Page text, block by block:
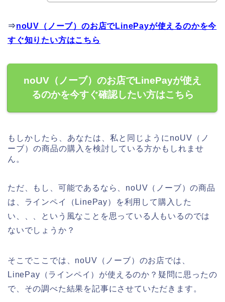
⇒noUV（ノーブ）のお店でLinePayが使えるのかを今
すぐ知りたい方はこちら
noUV（ノーブ）のお店でLinePayが使え
るのかを今すぐ確認したい方はこちら
もしかしたら、あなたは、私と同じようにnoUV（ノ
ーブ）の商品の購入を検討している方かもしれませ
ん。
ただ、もし、可能であるなら、noUV（ノーブ）の商品
は、ラインペイ（LinePay）を利用して購入した
い、、、という風なことを思っている人もいるのでは
ないでしょうか？
そこでここでは、noUV（ノーブ）のお店では、
LinePay（ラインペイ）が使えるのか？疑問に思ったの
で、その調べた結果を記事にさせていただきます。